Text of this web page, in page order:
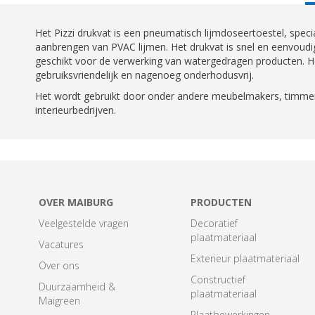
Het Pizzi drukvat is een pneumatisch lijmdoseertoestel,
aanbrengen van PVAC lijmen. Het drukvat is snel en
geschikt voor de verwerking van watergedragen producten.
gebruiksvriendelijk en nagenoeg onderhodusvrij.
Het wordt gebruikt door onder andere meubelmakers,
interieurbedrijven.
OVER MAIBURG
Veelgestelde vragen
Vacatures
Over ons
Duurzaamheid &
Maigreen
PRODUCTEN
Decoratief
plaatmateriaal
Exterieur plaatmateriaal
Constructief
plaatmateriaal